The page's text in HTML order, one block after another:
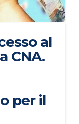
al
CNA.
per il